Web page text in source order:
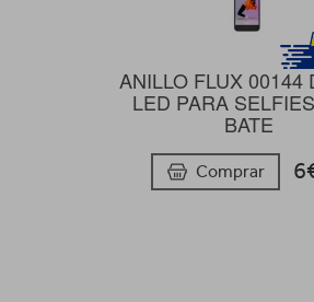
ANILLO FLUX 00144
LED PARA
BATE
Comprar